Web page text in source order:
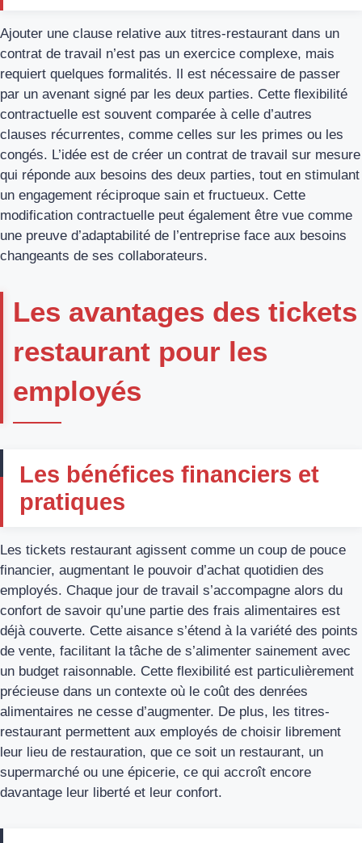
Ajouter une clause relative aux titres-restaurant dans un
contrat de travail n’est pas un exercice complexe, mais
requiert quelques formalités. Il est nécessaire de passer
par un avenant signé par les deux parties. Cette flexibilité
contractuelle est souvent comparée à celle d’autres
clauses récurrentes, comme celles sur les primes ou les
congés. L’idée est de créer un contrat de travail sur mesure
qui réponde aux besoins des deux parties, tout en stimulant
un engagement réciproque sain et fructueux. Cette
modification contractuelle peut également être vue comme
une preuve d’adaptabilité de l’entreprise face aux besoins
changeants de ses collaborateurs.
Les avantages des tickets
restaurant pour les
employés
Les bénéfices financiers et
pratiques
Les tickets restaurant agissent comme un coup de pouce
financier, augmentant le pouvoir d’achat quotidien des
employés. Chaque jour de travail s’accompagne alors du
confort de savoir qu’une partie des frais alimentaires est
déjà couverte. Cette aisance s’étend à la variété des points
de vente, facilitant la tâche de s’alimenter sainement avec
un budget raisonnable. Cette flexibilité est particulièrement
précieuse dans un contexte où le coût des denrées
alimentaires ne cesse d’augmenter. De plus, les titres-
restaurant permettent aux employés de choisir librement
leur lieu de restauration, que ce soit un restaurant, un
supermarché ou une épicerie, ce qui accroît encore
davantage leur liberté et leur confort.